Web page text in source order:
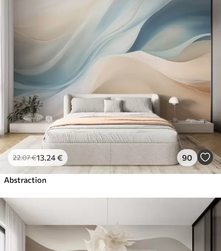
22.07€13 .24€ 90
Abstraction